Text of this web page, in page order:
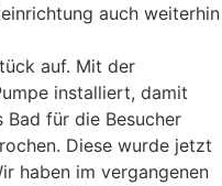
auch weiterhin
auf. Mit der
installiert, damit
für die Besucher
Diese wurde jetzt
haben im vergangenen